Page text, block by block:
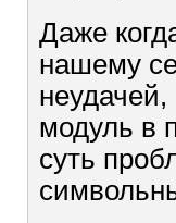
Даже
нашему
неудачей,
модуль в
суть